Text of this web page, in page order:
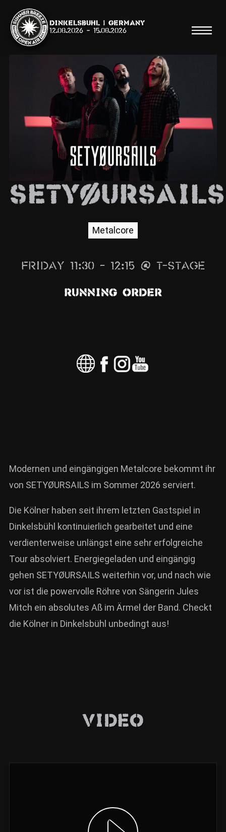
Dinkelsbühl | Germany
12.08.2026 - 15.08.2026
Suche
Line Up
Running Order/Maps
Festival ABC
Info
Setyøursails
Metalcore
Friday 11:30 – 12:15 @ T-Stage
Running Order
Modernen und eingängigen Metalcore bekommt ihr
von SETYØURSAILS im Sommer 2026 serviert.
Die Kölner haben seit ihrem letzten Gastspiel in
Dinkelsbühl kontinuierlich gearbeitet und eine
verdienterweise unlängst eine sehr erfolgreiche
Tour absolviert. Energiegeladen und eingängig
gehen SETYØURSAILS weiterhin vor, und nach wie
vor ist die powervolle Röhre von Sängerin Jules
Mitch ein absolutes Aß im Ärmel der Band. Checkt
die Kölner in Dinkelsbühl unbedingt aus!
Video
Video anzeigen